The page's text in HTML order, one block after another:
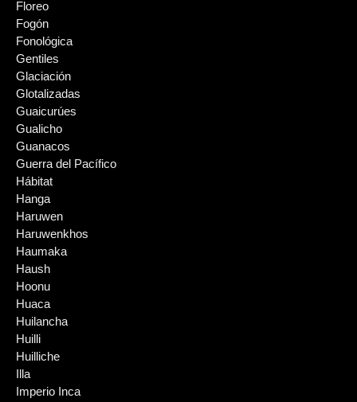
Floreo
Fogón
Fonológica
Gentiles
Glaciación
Glotalizadas
Guaicurúes
Gualicho
Guanacos
Guerra del Pacífico
Hábitat
Hanga
Haruwen
Haruwenkhos
Haumaka
Haush
Hoonu
Huaca
Huilancha
Huilli
Huilliche
Illa
Imperio Inca